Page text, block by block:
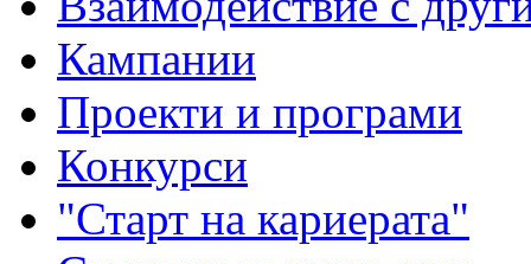
Кампании
Проекти и програми
Конкурси
"Старт на кариерата"